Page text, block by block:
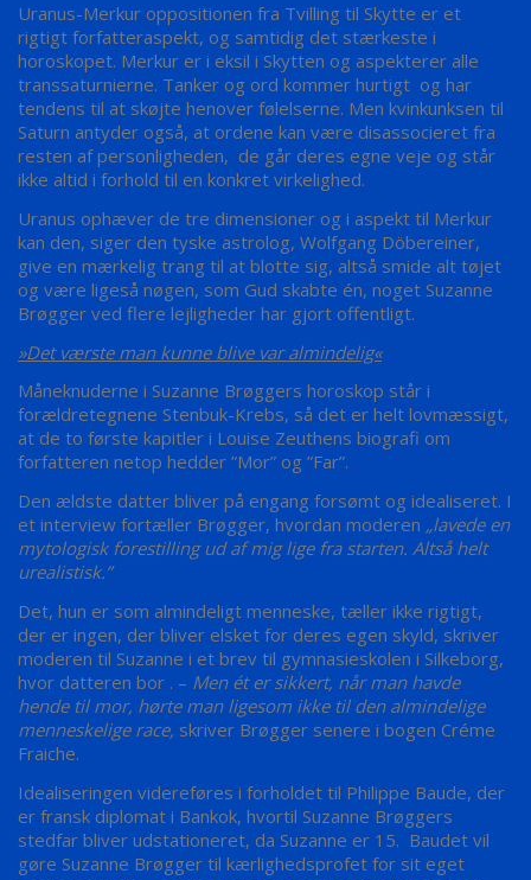
Uranus-Merkur oppositionen fra Tvilling til Skytte er et
rigtigt forfatteraspekt, og samtidig det stærkeste i
horoskopet. Merkur er i eksil i Skytten og aspekterer alle
transsaturnierne. Tanker og ord kommer hurtigt og har
tendens til at skøjte henover følelserne. Men kvinkunksen til
Saturn antyder også, at ordene kan være disassocieret fra
resten af personligheden, de går deres egne veje og står
ikke altid i forhold til en konkret virkelighed.
Uranus ophæver de tre dimensioner og i aspekt til Merkur
kan den, siger den tyske astrolog, Wolfgang Döbereiner,
give en mærkelig trang til at blotte sig, altså smide alt tøjet
og være ligeså nøgen, som Gud skabte én, noget Suzanne
Brøgger ved flere lejligheder har gjort offentligt.
»Det værste man kunne blive var almindelig«
Måneknuderne i Suzanne Brøggers horoskop står i
forældretegnene Stenbuk-Krebs, så det er helt lovmæssigt,
at de to første kapitler i Louise Zeuthens biografi om
forfatteren netop hedder ”Mor” og ”Far”.
Den ældste datter bliver på engang forsømt og idealiseret. I
et interview fortæller Brøgger, hvordan moderen „lavede en
mytologisk forestilling ud af mig lige fra starten. Altså helt
urealistisk.”
Det, hun er som almindeligt menneske, tæller ikke rigtigt,
der er ingen, der bliver elsket for deres egen skyld, skriver
moderen til Suzanne i et brev til gymnasieskolen i Silkeborg,
hvor datteren bor . – Men ét er sikkert, når man havde
hende til mor, hørte man ligesom ikke til den almindelige
menneskelige race, skriver Brøgger senere i bogen Créme
Fraiche.
Idealiseringen videreføres i forholdet til Philippe Baude, der
er fransk diplomat i Bankok, hvortil Suzanne Brøggers
stedfar bliver udstationeret, da Suzanne er 15. Baudet vil
gøre Suzanne Brøgger til kærlighedsprofet for sit eget